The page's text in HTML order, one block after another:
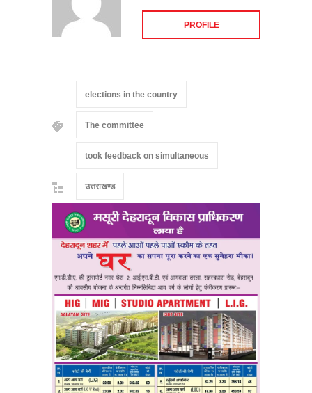
PROFILE
elections in the country
The committee
took feedback on simultaneous
उत्तराखण्ड